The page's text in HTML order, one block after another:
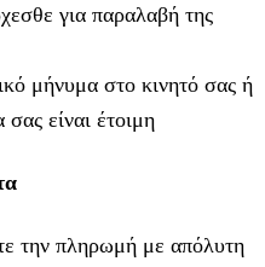
για παραλαβή της
μήνυμα στο κινητό σας ή
είναι έτοιμη
την πληρωμή με απόλυτη